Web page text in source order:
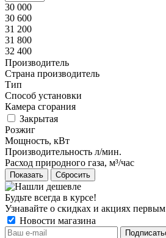
30 000
30 600
31 200
31 800
32 400
Производитель
Страна производитель
Тип
Способ установки
Камера cгорания
Закрытая
Розжиг
Мощность, кВт
Производительность л/мин.
Расход природного газа, м³/час
Сбросить
Будьте всегда в курсе!
Узнавайте о скидках и акциях первым
Новости магазина